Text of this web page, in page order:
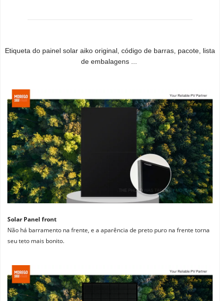
Etiqueta do painel solar aiko original, código de barras, pacote, lista
de embalagens ...
Solar Panel front
Não há barramento na frente, e a aparência de preto puro na frente torna
seu teto mais bonito.